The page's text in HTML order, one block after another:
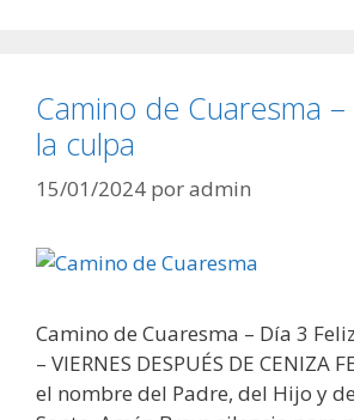
Camino de Cuaresma –
la culpa
15/01/2024 poradmin
Camino de Cuaresma – Día 3
– VIERNES DESPUÉS DE CENIZA
el nombre del Padre, del Hijo y